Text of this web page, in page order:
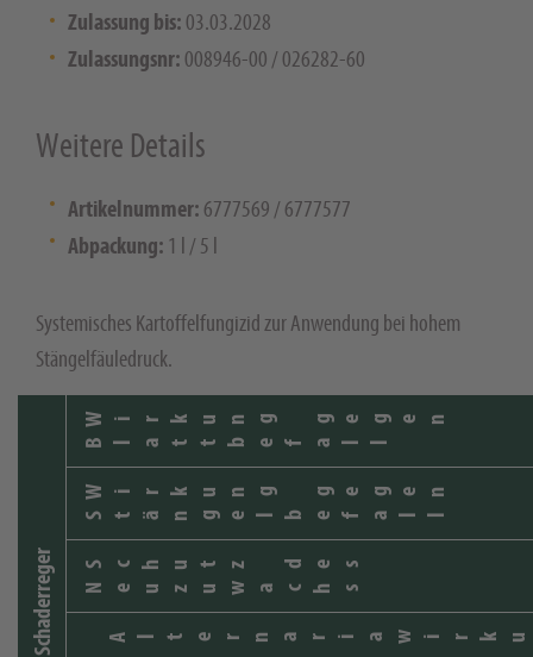
Zulassung bis: 03.03.2028
Zulassungsnr: 008946-00 / 026282-60
Weitere Details
Artikelnummer: 6777569 / 6777577
Abpackung: 1 l / 5 l
Systemisches Kartoffelfungizid zur Anwendung bei hohem
Stängelfäuledruck.
Schaderreger
Schutz des
Neuzuwachs
Wirkung gegen
Stängelbefall
Wirkung gegen
Blattbefall